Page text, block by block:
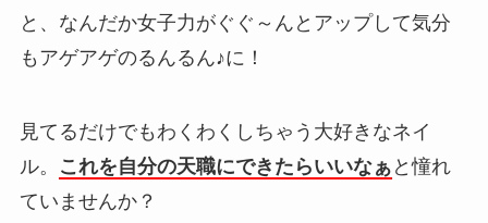
と、なんだか女子力がぐぐ～んとアップして気分
もアゲアゲのるんるん♪に！
見てるだけでもわくわくしちゃう大好きなネイ
ル。
これを自分の天職にできたらいいなぁ と憧れ
ていませんか？